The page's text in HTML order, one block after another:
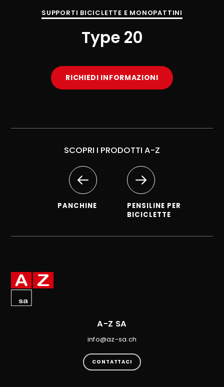
SUPPORTI BICICLETTE E MONOPATTINI
Type 20
RICHIEDI INFORMAZIONI
SCOPRI I PRODOTTI A-Z
PANCHINE
PENSILINE PER
BICICLETTE
A-Z SA
info@az-sa.ch
CONTATTACI